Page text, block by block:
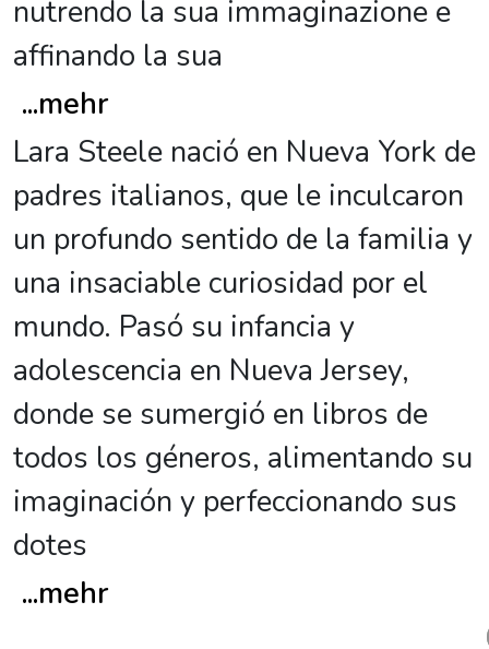
nutrendo la sua immaginazione e
affinando la sua
...mehr
Lara Steele nació en Nueva York de
padres italianos, que le inculcaron
un profundo sentido de la familia y
una insaciable curiosidad por el
mundo. Pasó su infancia y
adolescencia en Nueva Jersey,
donde se sumergió en libros de
todos los géneros, alimentando su
imaginación y perfeccionando sus
dotes
...mehr